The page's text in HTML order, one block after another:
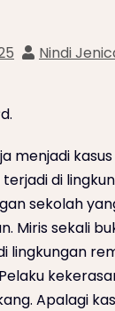
Nindi
menjadi
di
sekolah
Miris sekali
lingkungan
Apalagi